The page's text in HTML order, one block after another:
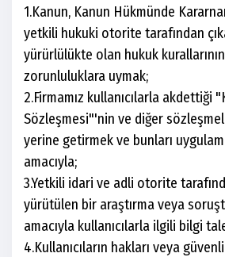
1.Kanun, Kanun Hükmünde
yetkili hukuki otorite tarafından
yürürlülükte olan hukuk
zorunluluklara uymak;
2.Firmamız kullanıcılarla akdettiği
Sözleşmesi"'nin ve diğer
yerine getirmek ve bunları
amacıyla;
3.Yetkili idari ve adli otorite
yürütülen bir araştırma veya
amacıyla kullanıcılarla ilgili bilgi
4.Kullanıcıların hakları veya